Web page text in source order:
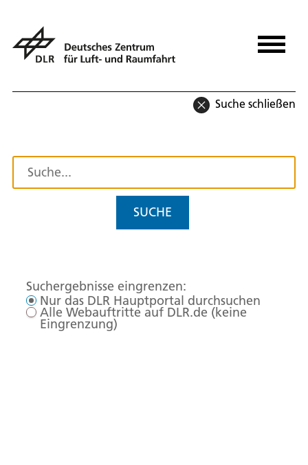
Suche schließen
SUCHE
Suchergebnisse eingrenzen:
Nur das DLR Hauptportal durchsuchen
Alle Webauftritte auf DLR.de (keine
Eingrenzung)